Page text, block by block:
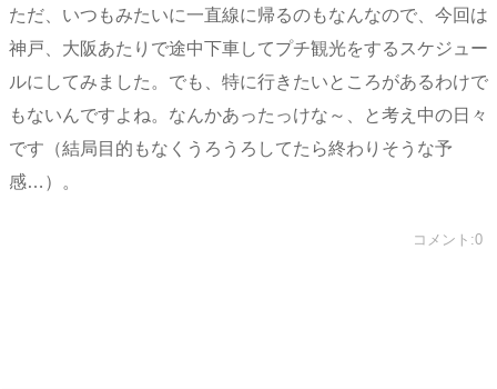
ただ、いつもみたいに一直線に帰るのもなんなので、今回は
神戸、大阪あたりで途中下車してプチ観光をするスケジュー
ルにしてみました。でも、特に行きたいところがあるわけで
もないんですよね。なんかあったっけな～、と考え中の日々
です（結局目的もなくうろうろしてたら終わりそうな予
感…）。
コメント:0